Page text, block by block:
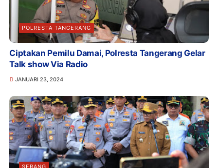
POLRESTA TANGERANG
Ciptakan Pemilu Damai, Polresta Tangerang Gelar
Talk show Via Radio
JANUARI 23, 2024
SERANG